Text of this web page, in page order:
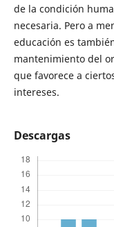
de la condición
necesaria. Pero a
educación es
mantenimiento del
que favorece a
intereses.
Descargas